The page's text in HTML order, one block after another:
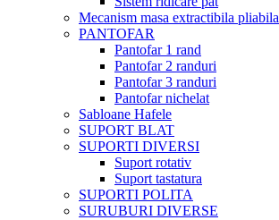
Mecanism masa extractibila pliabila
PANTOFAR
Pantofar 1 rand
Pantofar 2 randuri
Pantofar 3 randuri
Pantofar nichelat
Sabloane Hafele
SUPORT BLAT
SUPORTI DIVERSI
Suport rotativ
Suport tastatura
SUPORTI POLITA
SURUBURI DIVERSE